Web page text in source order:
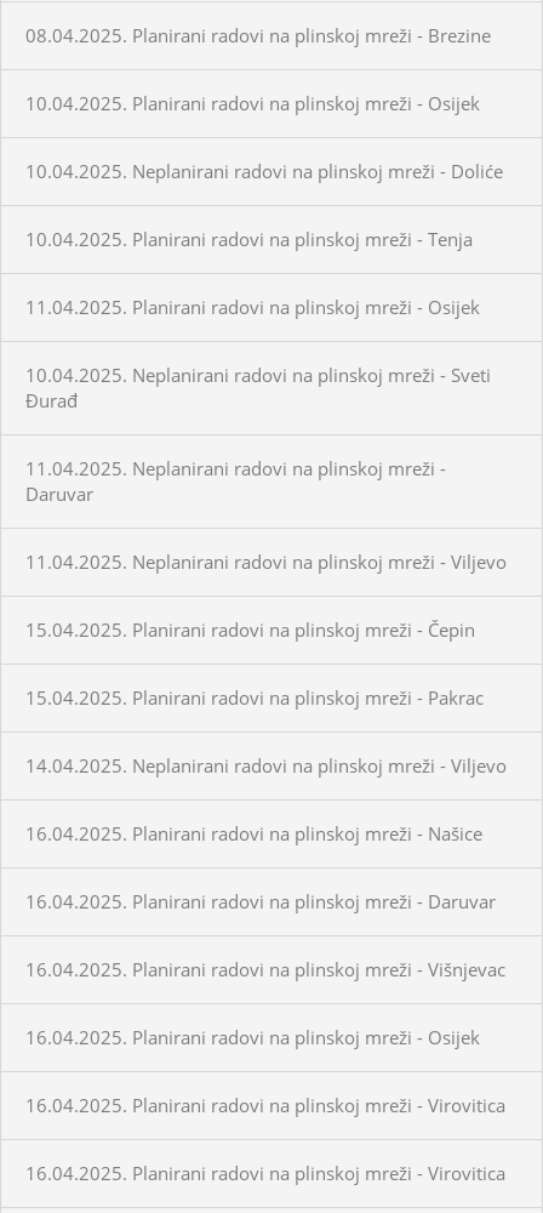
08.04.2025. Planirani radovi na plinskoj mreži - Brezine
10.04.2025. Planirani radovi na plinskoj mreži - Osijek
10.04.2025. Neplanirani radovi na plinskoj mreži - Doliće
10.04.2025. Planirani radovi na plinskoj mreži - Tenja
11.04.2025. Planirani radovi na plinskoj mreži - Osijek
10.04.2025. Neplanirani radovi na plinskoj mreži - Sveti
Đurađ
11.04.2025. Neplanirani radovi na plinskoj mreži -
Daruvar
11.04.2025. Neplanirani radovi na plinskoj mreži - Viljevo
15.04.2025. Planirani radovi na plinskoj mreži - Čepin
15.04.2025. Planirani radovi na plinskoj mreži - Pakrac
14.04.2025. Neplanirani radovi na plinskoj mreži - Viljevo
16.04.2025. Planirani radovi na plinskoj mreži - Našice
16.04.2025. Planirani radovi na plinskoj mreži - Daruvar
16.04.2025. Planirani radovi na plinskoj mreži - Višnjevac
16.04.2025. Planirani radovi na plinskoj mreži - Osijek
16.04.2025. Planirani radovi na plinskoj mreži - Virovitica
16.04.2025. Planirani radovi na plinskoj mreži - Virovitica